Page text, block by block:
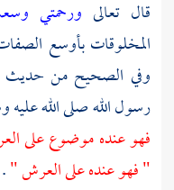
قال تعالى ورحمتي
المخلوقات بأوسع
وفي الصحيح من حديث
رسول الله صلى الله عليه
فهو عنده موضوع على
" فهو عنده على العرش ".